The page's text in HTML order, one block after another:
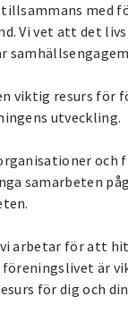
med
Vi vet att det
viktig resurs för
utveckling.
och
samarbeten
vi arbetar för att
är
för dig och